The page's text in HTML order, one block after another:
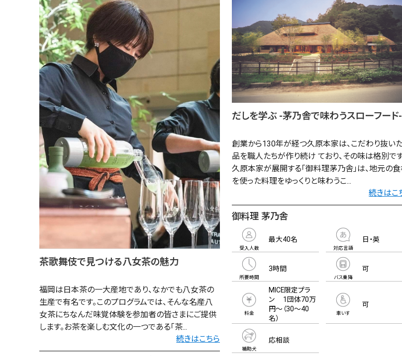
茶歌舞伎で見つける八女茶の魅力
福岡は日本茶の一大産地であり、なかでも八女茶の
生産で有名です。このプログラムでは、そんな名産八
女茶にちなんだ味覚体験を参加者の皆さまにご提供
します。お茶を楽しむ文化の一つである「茶...
続きはこちら
だしを学ぶ -茅乃舎で味わうスローフード-
創業から130年が経つ久原本家は、こだわり抜い
品を職人たちが作り続け ており、その味は格別です
久原本家が展開する「御料理茅乃舎」は、地元の
を使った料理をゆっくりと味わうこ...
続きはこ
御料理 茅乃舎
受入人数
最大40名
対応言語
日・英
所要時間
3時間
バス乗降
可
料金
MICE限定プラ
ン 1団体70万
円～（30～40
名）
車いす
可
補助犬
応相談